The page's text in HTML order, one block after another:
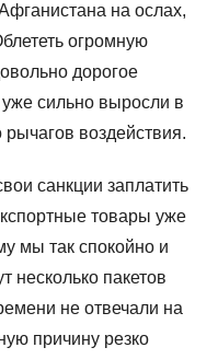
на ослах,
огромную
дорогое
сильно выросли в
рычагов воздействия.
санкции заплатить
товары уже
мы так спокойно и
несколько пакетов
не отвечали на
причину резко